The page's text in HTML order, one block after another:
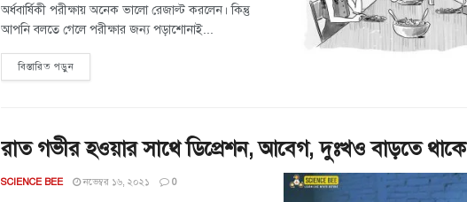
অর্ধবার্ষিকী পরীক্ষায় অনেক ভালো রেজাল্ট করলেন। কিন্তু
আপনি বলতে গেলে পরীক্ষার জন্য পড়াশোনাই...
বিস্তারিত পড়ুন
রাত গভীর হওয়ার সাথে ডিপ্রেশন, আবেগ, দুঃখও বাড়তে
SCIENCE BEE নভেম্বর ১৬, ২০২১ 0